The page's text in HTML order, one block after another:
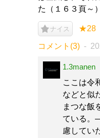
た（１６３頁～
ナイス ★28
コメント(3)
1.3manen
ここは令
などと似
まつな飯
ている。
慮してい